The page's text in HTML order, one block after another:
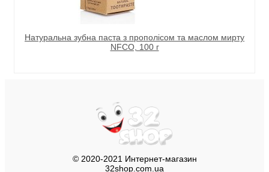
Натуральна зубна паста з прополісом та маслом мирту
NFCO, 100 г
© 2020-2021 Интернет-магазин
32shop.com.ua